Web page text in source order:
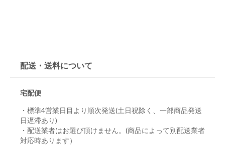
配送・送料について
宅配便
・標準4営業日目より順次発送(土日祝除く、一部商品発送
日遅滞あり)
・配送業者はお選び頂けません。(商品によって別配送業者
対応時あります）